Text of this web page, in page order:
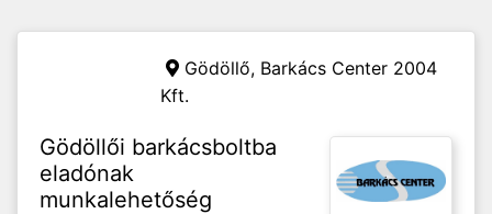
Gödöllő, Barkács Center 2004
Kft.
Gödöllői barkácsboltba
eladónak
munkalehetőség